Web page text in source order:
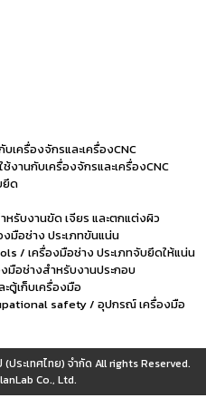
เครื่องจักรและเครื่องCNC
านกับเครื่องจักรและเครื่องCNC
ยึด
รับงานขัด เจียร และตกแต่งผิว
มือช่าง ประเภทขันแน่น
/ เครื่องมือช่าง ประเภทจับยึดให้แน่น
มือช่างสำหรับงานประกอบ
ตู้เก็บเครื่องมือ
safety / อุปกรณ์ เครื่องมือ
ประเทศไทย) จำกัด All rights Reserved.
Co., Ltd.